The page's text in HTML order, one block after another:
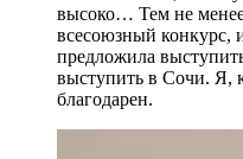
высоко… Тем не
всесоюзный конкурс,
предложила
выступить в Сочи. Я,
благодарен.